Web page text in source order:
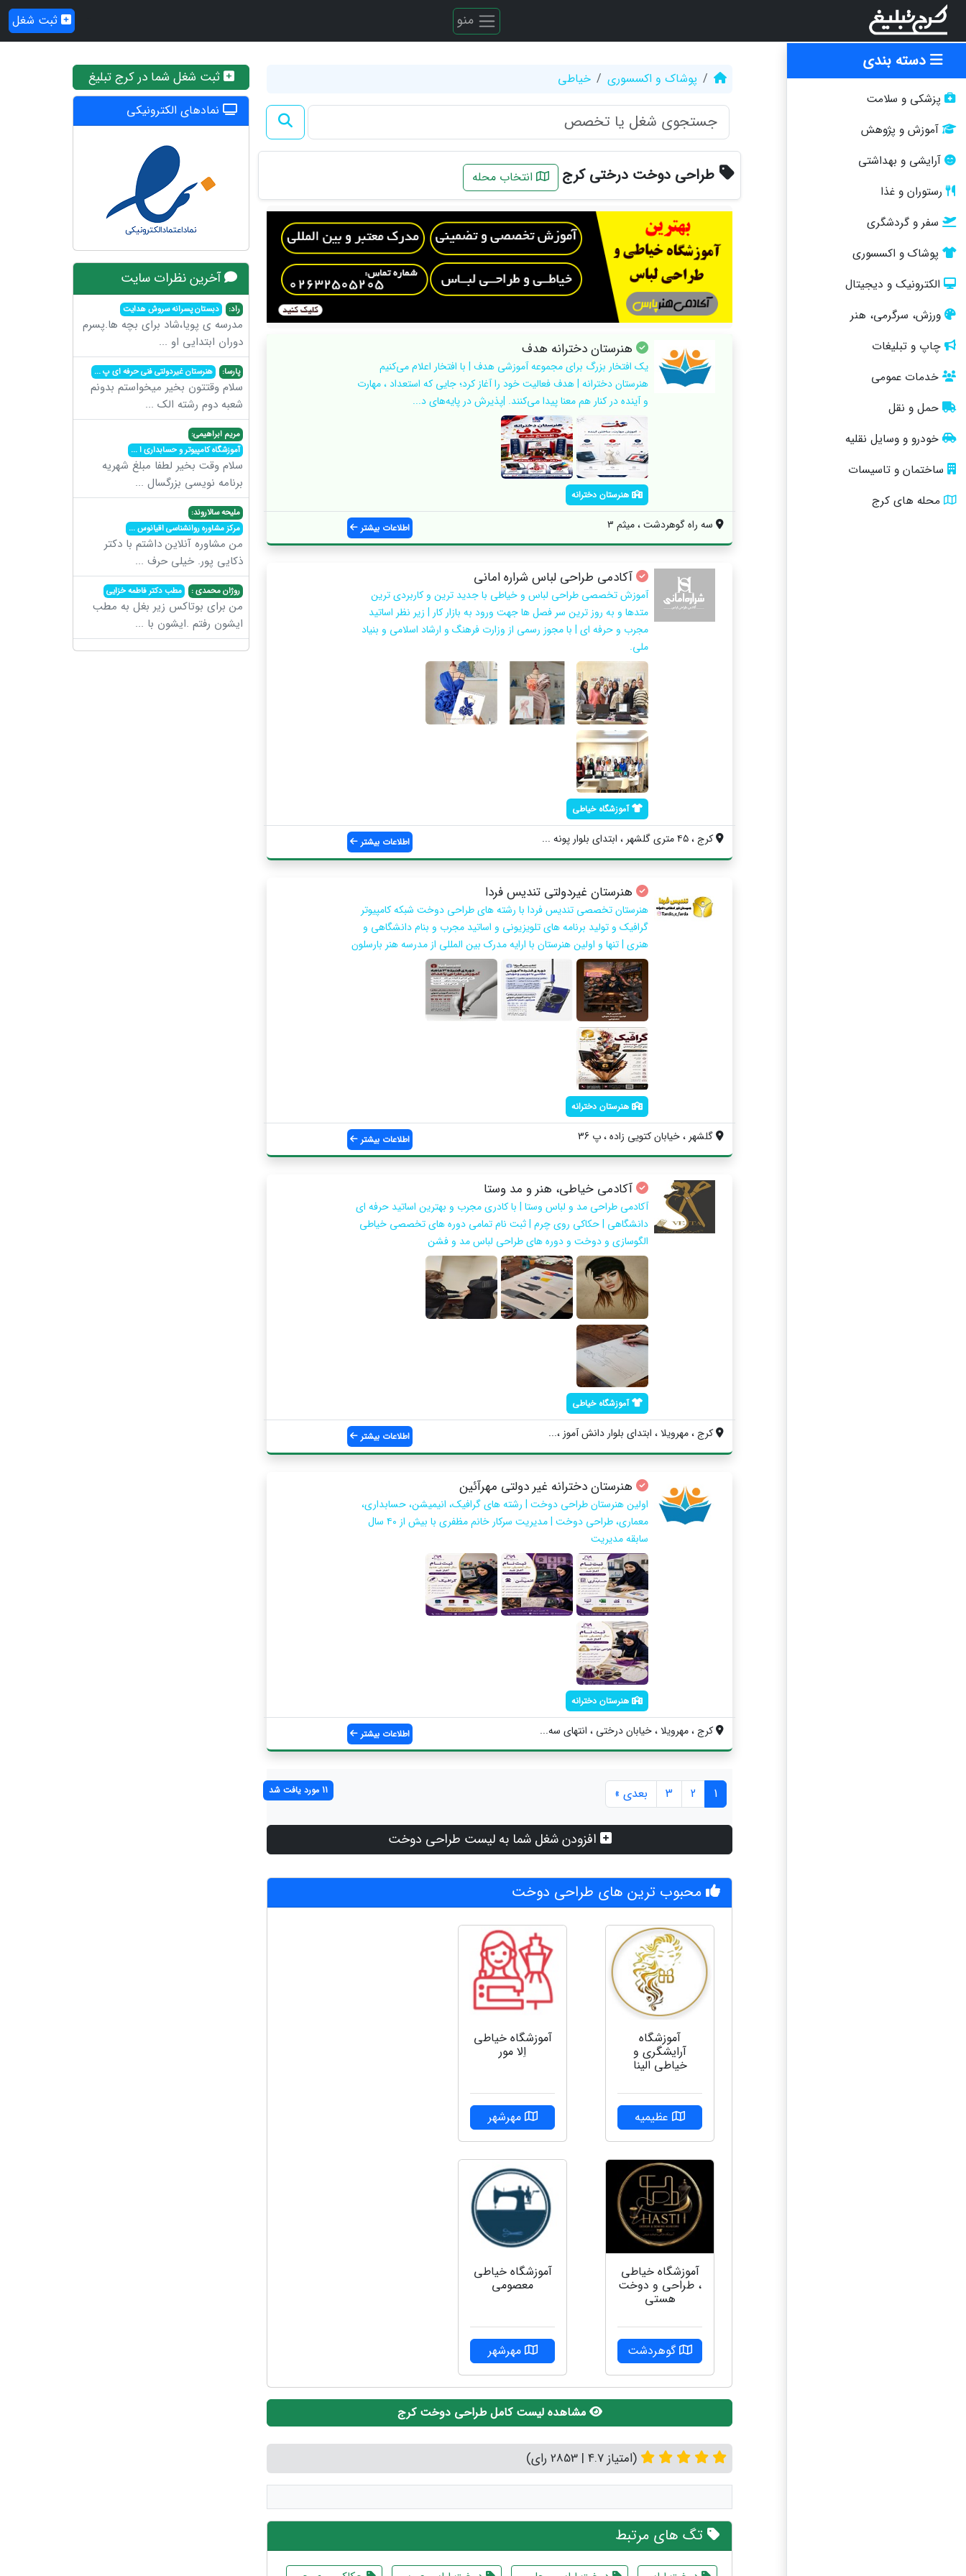
منو ثبت شغل
دسته بندی
پزشکی و سلامت
آموزش و پژوهش
آرایشی و بهداشتی
رستوران و غذا
سفر و گردشگری
پوشاک و اکسسوری
الکترونیک و دیجیتال
ورزش، سرگرمی، هنر
چاپ و تبلیغات
خدمات عمومی
حمل و نقل
خودرو و وسایل نقلیه
ساختمان و تاسیسات
محله های کرج
پوشاک و اکسسوری خیاطی
طراحی دوخت درختی کرج انتخاب محله
هنرستان دخترانه هدف
یک افتخار بزرگ برای مجموعه آموزشی هدف | با افتخار اعلام می‌کنیم
هنرستان دخترانه | هدف فعالیت خود را آغاز کرد؛ جایی که استعداد ، مهارت
و آینده در کنار هم معنا پیدا می‌کنند. |پذیرش در پایه‌های د...
هنرستان دخترانه
سه راه گوهردشت ، میثم ۳ اطلاعات بیشتر
آکادمی طراحی لباس شراره امانی
آموزش تخصصی طراحی لباس و خیاطی با جدید ترین و کاربردی ترین
متدها و به روز ترین سر فصل ها جهت ورود به بازار کار | زیر نظر اساتید
مجرب و حرفه ای | با مجوز رسمی از وزارت فرهنگ و ارشاد اسلامی و بنیاد
ملی.
آموزشگاه خیاطی
کرج ، ۴۵ متری گلشهر ، ابتدای بلوار پونه ... اطلاعات بیشتر
هنرستان غیردولتی تندیس فردا
هنرستان تخصصی تندیس فردا با رشته های طراحی دوخت شبکه کامپیوتر
گرافیک و تولید برنامه های تلویزیونی و اساتید مجرب و بنام دانشگاهی و
هنری | تنها و اولین هنرستان با ارایه مدرک بین المللی از مدرسه هنر بارسلون
هنرستان دخترانه
گلشهر ، خیابان کتویی زاده ، پ 36 اطلاعات بیشتر
آکادمی خیاطی، هنر و مد وستا
آکادمی طراحی مد و لباس وستا | با کادری مجرب و بهترین اساتید حرفه ای
دانشگاهی | حکاکی روی چرم | ثبت نام تمامی دوره های تخصصی خیاطی
الگوسازی و دوخت و دوره های طراحی لباس مد و فشن
آموزشگاه خیاطی
کرج ، مهرویلا ، ابتدای بلوار دانش آموز ،... اطلاعات بیشتر
هنرستان دخترانه غیر دولتی مهرآئین
اولین هنرستان طراحی دوخت | رشته های گرافیک، انیمیشن، حسابداری،
معماری، طراحی دوخت | مدیریت سرکار خانم مظفری با بیش از ۴۰ سال
سابقه مدیریت
هنرستان دخترانه
کرج ، مهرویلا ، خیابان درختی ، انتهای سه... اطلاعات بیشتر
1
2
3 بعدی » 11 مورد یافت شد
افزودن شغل شما به لیست طراحی دوخت
محبوب ترین های طراحی دوخت
آموزشگاه
آرایشگری و
خیاطی الینا
عظیمیه
آموزشگاه خیاطی
اِلا مور
مهرشهر
آموزشگاه خیاطی
، طراحی و دوخت
هستی
گوهردشت
آموزشگاه خیاطی
معصومی
مهرشهر
مشاهده لیست کامل طراحی دوخت کرج
(امتیاز 4.7 | 2853 رای)
تگ های مرتبط
ثبت شغل شما در کرج تبلیغ
نمادهای الکترونیکی
آخرین نظرات سایت
راد: دبستان پسرانه سروش هدایت
مدرسه ی پویا،شاد برای بچه ها.پسرم
دوران ابتدایی او ...
پارسا: هنرستان غیردولتی فنی حرفه ای پ...
سلام وقتتون بخیر میخواستم بدونم
شعبه دوم رشته الک ...
مریم ابراهیمی:
آموزشگاه کامپیوتر و حسابداری ا...
سلام وقت بخیر لطفا مبلغ شهریه
برنامه نویسی بزرگسال ...
ملیحه سالاروند:
مرکز مشاوره روانشناسی اقیانوس...
من مشاوره آنلاین داشتم با دکتر
ذکایی پور. خیلی حرف ...
روژان محمدی : مطب دکتر فاطمه خزایی
من برای بوتاکس زیر بغل به مطب
ایشون رفتم .ایشون با ...